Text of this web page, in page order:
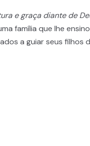
e graça diante de
família que lhe
a guiar seus filhos